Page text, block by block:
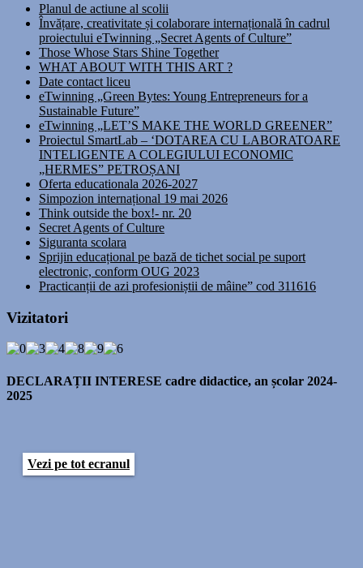
Planul de actiune al scolii
Învățare, creativitate și colaborare internațională în cadrul
proiectului eTwinning „Secret Agents of Culture”
Those Whose Stars Shine Together
WHAT ABOUT WITH THIS ART ?
Date contact liceu
eTwinning „Green Bytes: Young Entrepreneurs for a
Sustainable Future”
eTwinning „LET’S MAKE THE WORLD GREENER”
Proiectul SmartLab – ‘DOTAREA CU LABORATOARE
INTELIGENTE A COLEGIULUI ECONOMIC
„HERMES” PETROȘANI
Oferta educationala 2026-2027
Simpozion internațional 19 mai 2026
Think outside the box!- nr. 20
Secret Agents of Culture
Siguranta scolara
Sprijin educațional pe bază de tichet social pe suport
electronic, conform OUG 2023
Practicanții de azi profesioniștii de mâine” cod 311616
Vizitatori
DECLARAȚII INTERESE cadre didactice, an școlar 2024-
2025
Vezi pe tot ecranul